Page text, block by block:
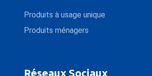
Produits à usage unique
Produits ménagers
Réseaux Sociaux